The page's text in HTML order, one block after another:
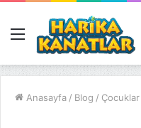
Menü
Anasayfa / Blog / Çocuklar